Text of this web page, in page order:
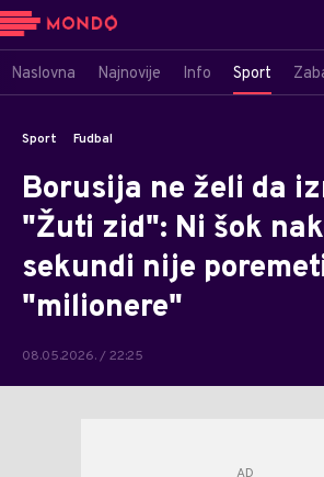
Naslovna Najnovije Info Sport
Sport Fudbal
Borusija ne želi da
"Žuti zid": Ni šok
sekundi nije
"milionere"
08.05.2026. / 22:25